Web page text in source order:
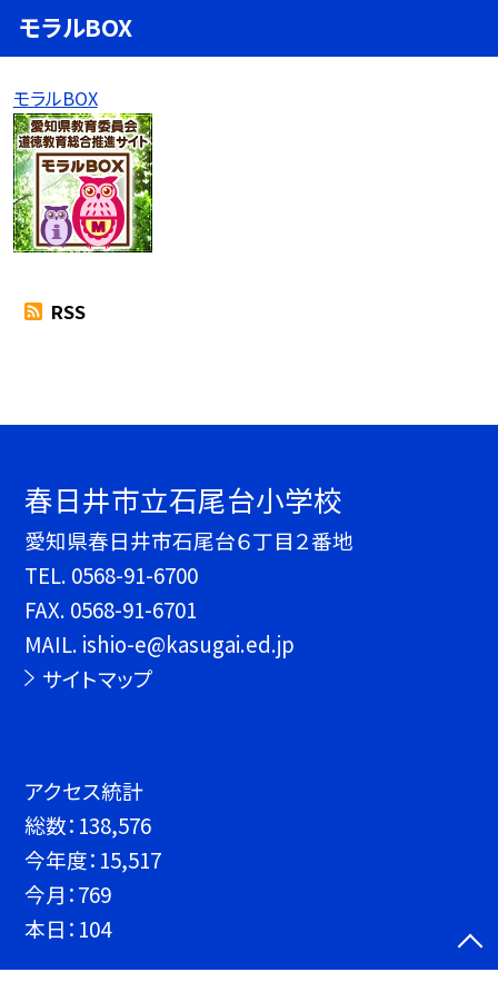
モラルBOX
モラルBOX
RSS
春日井市立石尾台小学校
愛知県春日井市石尾台６丁目２番地
TEL. 0568-91-6700
FAX. 0568-91-6701
MAIL. ishio-e@kasugai.ed.jp
サイトマップ
アクセス統計
総数： 138,576
今年度： 15,517
今月：769
本日： 104